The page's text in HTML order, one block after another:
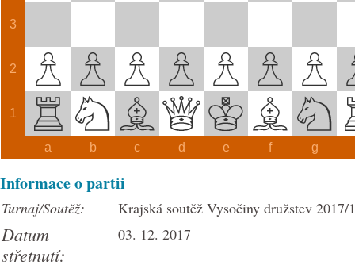
3
2
1
a b c d e f g
Informace o partii
Turnaj/Soutěž: Krajská soutěž Vysočiny družstev 2017/
Datum
střetnutí:
03. 12. 2017